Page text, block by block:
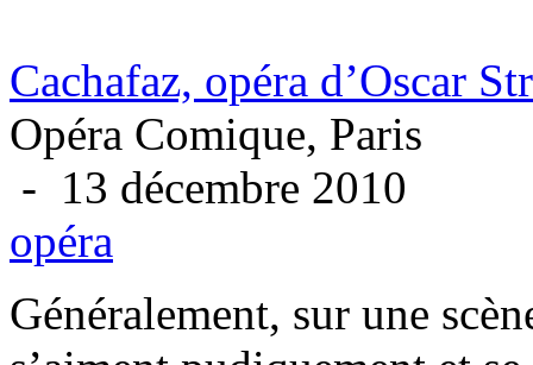
Cachafaz, opéra d’Oscar
Opéra Comique, Paris
- 13 décembre 2010
opéra
Généralement, sur une